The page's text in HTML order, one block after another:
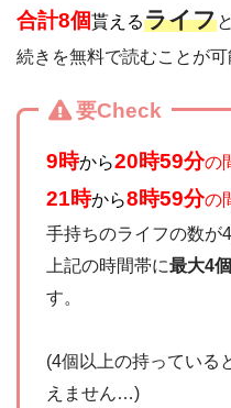
合計8個貰えるライフ
続きを無料で読むことが可
要Check
9時から20時59分の
21時から8時59分の
手持ちのライフの数が
上記の時間帯に最大4個
す。
(4個以上の持っている
えません…)